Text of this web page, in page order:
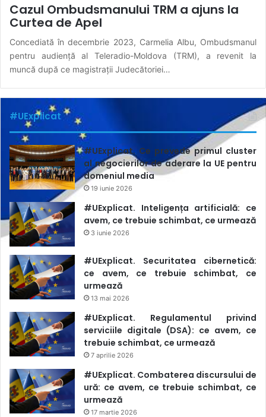
Cazul Ombudsmanului TRM a ajuns la
Curtea de Apel
Concediată în decembrie 2023, Carmelia Albu, Ombudsmanul
pentru audiență al Teleradio-Moldova (TRM), a revenit la
muncă după ce magistrații Judecătoriei…
#UExplicat
#UExplicat. Ce prevede primul cluster
al negocierilor de aderare la UE pentru
domeniul media
19 iunie 2026
#UExplicat. Inteligența artificială: ce
avem, ce trebuie schimbat, ce urmează
3 iunie 2026
#UExplicat. Securitatea cibernetică:
ce avem, ce trebuie schimbat, ce
urmează
13 mai 2026
#UExplicat. Regulamentul privind
serviciile digitale (DSA): ce avem, ce
trebuie schimbat, ce urmează
7 aprilie 2026
#UExplicat. Combaterea discursului de
ură: ce avem, ce trebuie schimbat, ce
urmează
17 martie 2026